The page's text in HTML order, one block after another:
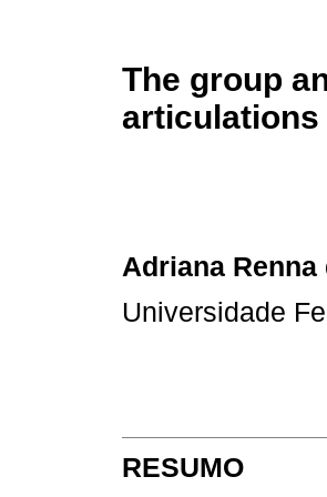
The group
articulations
Adriana Renna
Universidade
RESUMO